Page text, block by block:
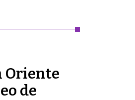
Oriente
de